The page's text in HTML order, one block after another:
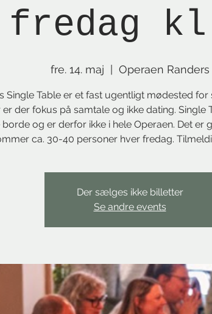
fredag
fre. 14. maj Operaen Randers
Single Table er et fast ugentligt mødested for
er der fokus på samtale og ikke dating. Single
og er derfor ikke i hele Operaen. Det er
ca. 30-40 personer hver fredag.
Der sælges ikke billetter
Se andre events